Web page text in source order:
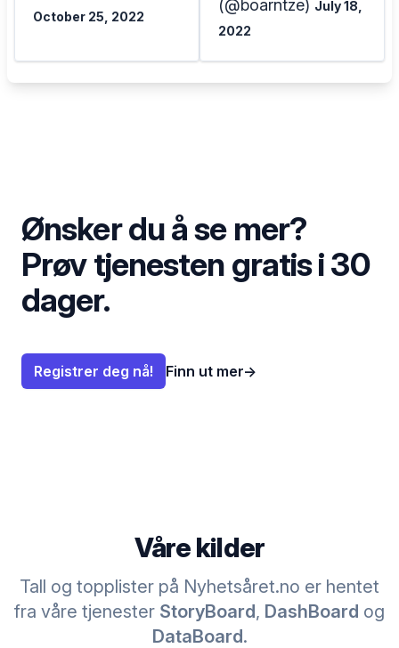
October 25, 2022
(@boarntze) July 18,
2022
Ønsker du å se mer?
Prøv tjenesten gratis i 30
dager.
Registrer deg nå! Finn ut mer→
Våre kilder
Tall og topplister på Nyhetsåret.no er hentet
fra våre tjenester StoryBoard, DashBoard og
DataBoard.